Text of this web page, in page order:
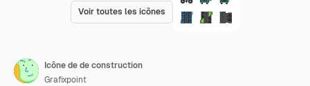
Voir toutes les icônes
Icône de de construction
Grafixpoint